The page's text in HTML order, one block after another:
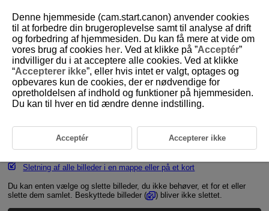
D375-143
Sletning af billeder
Individuel sletning af billeder
Valg af ([ ]) flere billeder, der skal slettes samtidigt
Angivelse af det billedområde, der skal slettes
Sletning af alle billeder i en mappe eller på et kort
Du kan enten vælge og slette billeder, du ikke behøver, et for et eller
slette dem samlet. Beskyttede billeder (
) bliver ikke slettet.
Denne hjemmeside (cam.start.canon) anvender cookies
til at forbedre din brugeroplevelse samt til analyse af drift
og forbedring af hjemmesiden. Du kan få mere at vide om
vores brug af cookies her. Ved at klikke på ”Acceptér”
indvilliger du i at acceptere alle cookies. Ved at klikke
“Accepterer ikke”, eller hvis intet er valgt, optages og
opbevares kun de cookies, der er nødvendige for
opretholdelsen af indhold og funktioner på hjemmesiden.
Du kan til hver en tid ændre denne indstilling.
Acceptér Accepterer ikke